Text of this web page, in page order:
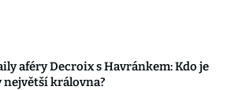
aféry Decroix s Havránkem: Kdo je
největší královna?